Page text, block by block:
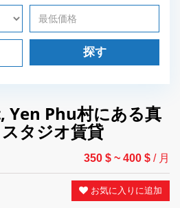
探す
Phu村にある真
タジオ賃貸
350 $ ~ 400 $ / 月
お気に入りに追加